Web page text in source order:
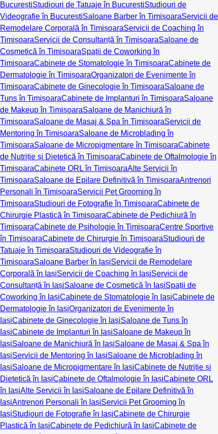
BucureștiStudiouri de Tatuaje în BucureștiStudiouri de
Videografie în BucureștiSaloane Barber în TimișoaraServicii de
Remodelare Corporală în TimișoaraServicii de Coaching în
TimișoaraServicii de Consultanță în TimișoaraSaloane de
Cosmetică în TimișoaraSpații de Coworking în
TimișoaraCabinete de Stomatologie în TimișoaraCabinete de
Dermatologie în TimișoaraOrganizatori de Evenimente în
TimișoaraCabinete de Ginecologie în TimișoaraSaloane de
Tuns în TimișoaraCabinete de Implanturi în TimișoaraSaloane
de Makeup în TimișoaraSaloane de Manichiură în
TimișoaraSaloane de Masaj & Spa în TimișoaraServicii de
Mentoring în TimișoaraSaloane de Microblading în
TimișoaraSaloane de Micropigmentare în TimișoaraCabinete
de Nutriție și Dietetică în TimișoaraCabinete de Oftalmologie în
TimișoaraCabinete ORL în TimișoaraAlte Servicii în
TimișoaraSaloane de Epilare Definitivă în TimișoaraAntrenori
Personali în TimișoaraServicii Pet Grooming în
TimișoaraStudiouri de Fotografie în TimișoaraCabinete de
Chirurgie Plastică în TimișoaraCabinete de Pedichiură în
TimișoaraCabinete de Psihologie în TimișoaraCentre Sportive
în TimișoaraCabinete de Chirurgie în TimișoaraStudiouri de
Tatuaje în TimișoaraStudiouri de Videografie în
TimișoaraSaloane Barber în IașiServicii de Remodelare
Corporală în IașiServicii de Coaching în IașiServicii de
Consultanță în IașiSaloane de Cosmetică în IașiSpații de
Coworking în IașiCabinete de Stomatologie în IașiCabinete de
Dermatologie în IașiOrganizatori de Evenimente în
IașiCabinete de Ginecologie în IașiSaloane de Tuns în
IașiCabinete de Implanturi în IașiSaloane de Makeup în
IașiSaloane de Manichiură în IașiSaloane de Masaj & Spa în
IașiServicii de Mentoring în IașiSaloane de Microblading în
IașiSaloane de Micropigmentare în IașiCabinete de Nutriție și
Dietetică în IașiCabinete de Oftalmologie în IașiCabinete ORL
în IașiAlte Servicii în IașiSaloane de Epilare Definitivă în
IașiAntrenori Personali în IașiServicii Pet Grooming în
IașiStudiouri de Fotografie în IașiCabinete de Chirurgie
Plastică în IașiCabinete de Pedichiură în IașiCabinete de